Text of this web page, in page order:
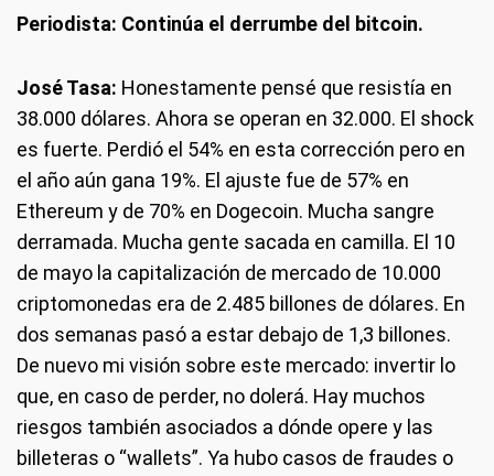
Periodista: Continúa el derrumbe del bitcoin.
José Tasa: Honestamente pensé que resistía en
38.000 dólares. Ahora se operan en 32.000. El shock
es fuerte. Perdió el 54% en esta corrección pero en
el año aún gana 19%. El ajuste fue de 57% en
Ethereum y de 70% en Dogecoin. Mucha sangre
derramada. Mucha gente sacada en camilla. El 10
de mayo la capitalización de mercado de 10.000
criptomonedas era de 2.485 billones de dólares. En
dos semanas pasó a estar debajo de 1,3 billones.
De nuevo mi visión sobre este mercado: invertir lo
que, en caso de perder, no dolerá. Hay muchos
riesgos también asociados a dónde opere y las
billeteras o “wallets”. Ya hubo casos de fraudes o